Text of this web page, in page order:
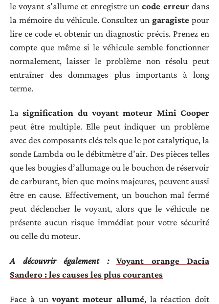
le voyant s’allume et enregistre uncode erreurdans
la mémoire du véhicule. Consultez ungaragiste pour
lire ce code et obtenir un diagnostic précis. Prenez en
compte que même si le véhicule semble fonctionner
normalement, laisser le problème non résolu peut
entraîner des dommages plus importants à long
terme.
Lasignification du voyant moteur Mini Cooper
peut être multiple. Elle peut indiquer un problème
avec des composants clés tels que le pot catalytique, la
sonde Lambda ou le débitmètre d’air. Des pièces telles
que les bougies d’allumage ou le bouchon de réservoir
de carburant, bien que moins majeures, peuvent aussi
être en cause. Effectivement, un bouchon mal fermé
peut déclencher le voyant, alors que le véhicule ne
présente aucun risque immédiat pour votre sécurité
ou celle du moteur.
A découvrir également :
Voyant orange Dacia
Sandero : les causes les plus courantes
Face à unvoyant moteur allumé, la réaction doit